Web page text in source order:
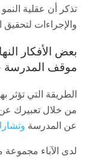
تذكر أن عقلية
والإجراءات لتحقيق
بعض الأفكار
موقف المدرسة
الطريقة التي تؤثر
من خلال تعبيرك
عن المدرسة
لدى الآباء مجموعة